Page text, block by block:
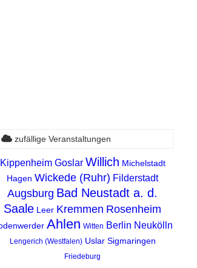
zufällige Veranstaltungen
Kippenheim Goslar Willich Michelstadt
Hagen Wickede (Ruhr) Filderstadt
Augsburg Bad Neustadt a. d.
Saale Leer Kremmen Rosenheim
Ahlen Witten Berlin Neukölln
Lengerich (Westfalen) Uslar Sigmaringen
Friedeburg